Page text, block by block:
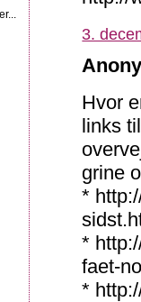
3.
Hvor
links
grine
*
*
faet-
*